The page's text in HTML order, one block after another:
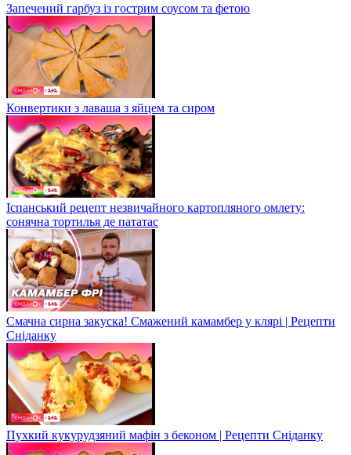
Запечений гарбуз із гострим соусом та фетою
Конвертики з лаваша з яйцем та сиром
Іспанський рецепт незвичайного картопляного омлету:
сонячна тортилья де пататас
Смачна сирна закуска! Смажений камамбер у клярі | Рецепти
Сніданку
Пухкий кукурудзяний мафін з беконом | Рецепти Сніданку